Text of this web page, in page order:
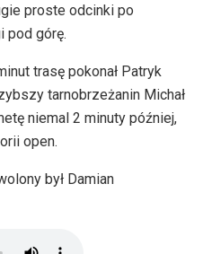
proste odcinki po
pod górę.
trasę pokonał Patryk
tarnobrzeżanin Michał
niemal 2 minuty później,
open.
był Damian